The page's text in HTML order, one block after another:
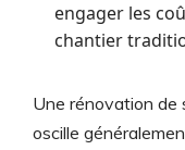
engager les
chantier
Une rénovation de
oscille